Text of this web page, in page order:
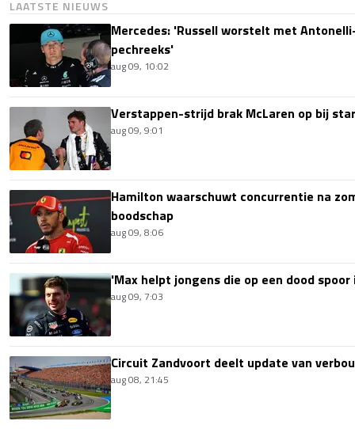
LAATSTE NIEUWS
Mercedes: 'Russell worstelt met
pechreeks'
aug 09, 10:02
Verstappen-strijd brak McLaren op bij
aug 09, 9:01
Hamilton waarschuwt concurrentie na
boodschap
aug 09, 8:06
'Max helpt jongens die op een dood
aug 09, 7:03
Circuit Zandvoort deelt update van
aug 08, 21:45